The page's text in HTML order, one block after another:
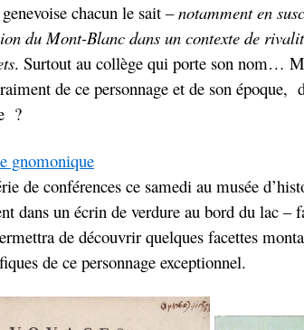
chacun le sait –notamment en
du Mont-Blanc dans un contexte de
. Surtout au collège qui porte son nom…
de ce personnage et de son époque,
?
de conférences ce samedi au musée
dans un écrin de verdure au bord du lac –
de découvrir quelques facettes
de ce personnage exceptionnel.